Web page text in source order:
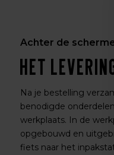
Achter de
Het
Na je bestelling
benodigde
werkplaats. In de
opgebouwd en
fiets naar het